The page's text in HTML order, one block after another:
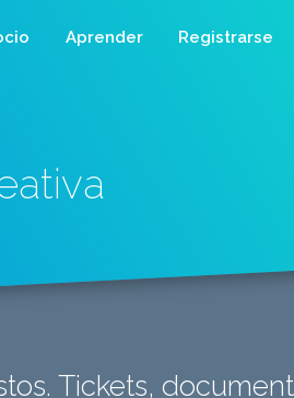
Aprender Registrarse
Tickets,